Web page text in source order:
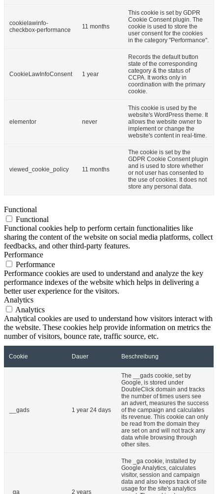
cookielawinfo-
checkbox-performance
11 months
This cookie is set by GDPR
Cookie Consent plugin. The
cookie is used to store the
user consent for the cookies
in the category "Performance".
CookieLawInfoConsent 1 year
Records the default button
state of the corresponding
category & the status of
CCPA. It works only in
coordination with the primary
cookie.
elementor never
This cookie is used by the
website's WordPress theme. It
allows the website owner to
implement or change the
website's content in real-time.
viewed_cookie_policy 11 months
The cookie is set by the
GDPR Cookie Consent plugin
and is used to store whether
or not user has consented to
the use of cookies. It does not
store any personal data.
Functional
Functional
Functional cookies help to perform certain functionalities like
sharing the content of the website on social media platforms, collect
feedbacks, and other third-party features.
Performance
Performance
Performance cookies are used to understand and analyze the key
performance indexes of the website which helps in delivering a
better user experience for the visitors.
Analytics
Analytics
Analytical cookies are used to understand how visitors interact with
the website. These cookies help provide information on metrics the
number of visitors, bounce rate, traffic source, etc.
Cookie Dauer Beschreibung
__gads 1 year 24 days
The __gads cookie, set by
Google, is stored under
DoubleClick domain and tracks
the number of times users see
an advert, measures the success
of the campaign and calculates
its revenue. This cookie can only
be read from the domain they
are set on and will not track any
data while browsing through
other sites.
_ga 2 years
The _ga cookie, installed by
Google Analytics, calculates
visitor, session and campaign
data and also keeps track of site
usage for the site's analytics